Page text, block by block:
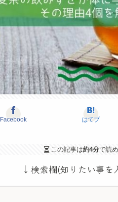
Facebook はてブ
この記事は約4分で読
↓検索欄(知りたい事を